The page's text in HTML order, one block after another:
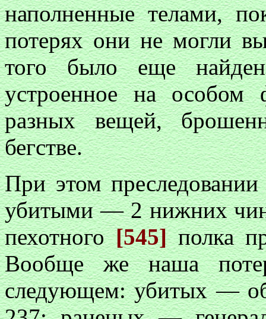
наполненные телами,
потерях они не могли
того было еще
устроенное на особом
разных вещей,
бегстве.
При этом
убитыми — 2 нижних
пехотного[545]полка
Вообще же наша
следующем: убитых —